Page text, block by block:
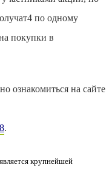
4 по одному
покупки в
ознакомиться на сайте
.
крупнейшей